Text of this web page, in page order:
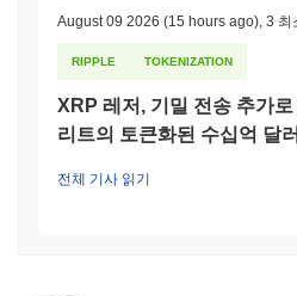
폼의 지속적인 업데이트와 같은
HashPack에 대한 지속적인 위험
을 미칠 수 있는 규제 변화가 포함
화하는 환경을 탐색하기 위해 투
고 위험 관리에 대한 능동적인 접
August 09 2026 (15 hours ago) 3 최
RIPPLE TOKENIZATION
XRP 레저, 기밀 전송 추가
리트의 토큰화된 수십억 달
전체 기사 읽기